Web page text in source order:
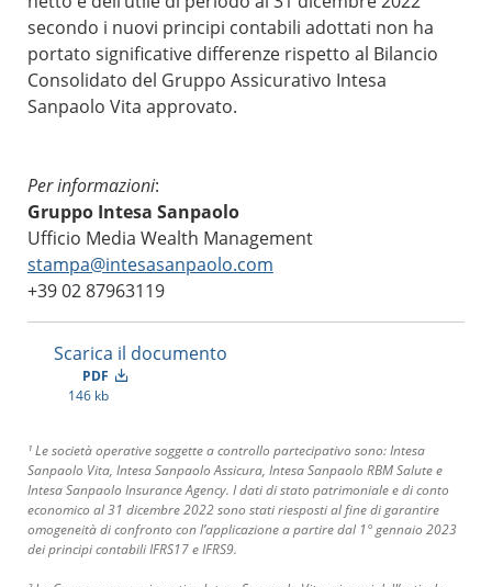
secondo i nuovi principi contabili adottati non ha
portato significative differenze rispetto al Bilancio
Consolidato del Gruppo Assicurativo Intesa
Sanpaolo Vita approvato.
Per informazioni:
Gruppo Intesa Sanpaolo
Ufficio Media Wealth Management
stampa@intesasanpaolo.com
+39 02 87963119
Scarica il documento
PDF
146 kb
¹ Le società operative soggette a controllo partecipativo sono: Intesa
Sanpaolo Vita, Intesa Sanpaolo Assicura, Intesa Sanpaolo RBM Salute e
Intesa Sanpaolo Insurance Agency. I dati di stato patrimoniale e di conto
economico al 31 dicembre 2022 sono stati riesposti al fine di garantire
omogeneità di confronto con l’applicazione a partire dal 1° gennaio 2023
dei principi contabili IFRS17 e IFRS9.